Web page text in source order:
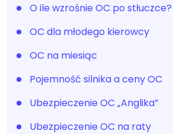
O ile wzrośnie OC po stłuczce?
OC dla młodego kierowcy
OC na miesiąc
Pojemność silnika a ceny OC
Ubezpieczenie OC „Anglika”
Ubezpieczenie OC na raty